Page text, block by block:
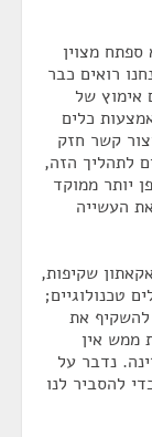
מצוין
רואים כבר
אימוץ של
כלים
קשר חזק
לתהליך הזה,
יותר ממוקד
העשייה
שקיפות,
טכנולוגיים;
להשקיף את
ממש אין
נדבר על
להסביר לנו